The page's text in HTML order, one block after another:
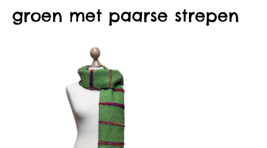
groen met paarse strepen